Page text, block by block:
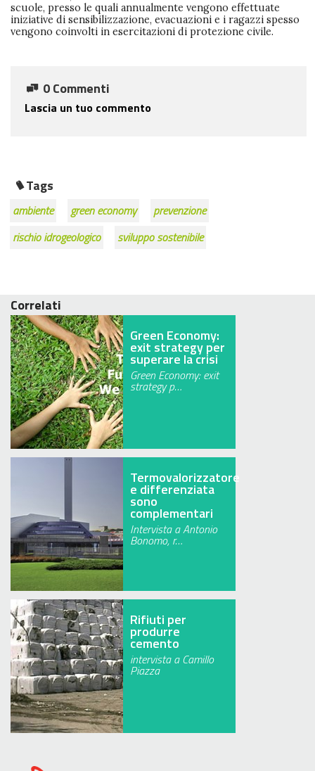
scuole, presso le quali annualmente vengono effettuate
iniziative di sensibilizzazione, evacuazioni e i ragazzi spesso
vengono coinvolti in esercitazioni di protezione civile.
0 Commenti
Lascia un tuo commento
Tags
ambiente green economy
prevenzione
rischio idrogeologico
sviluppo sostenibile
Correlati
Green Economy:
exit strategy per
superare la crisi
Green Economy: exit
strategy p…
Termovalorizzatore
e differenziata
sono
complementari
Intervista a Antonio
Bonomo, r…
Rifiuti per
produrre
cemento
intervista a Camillo
Piazza